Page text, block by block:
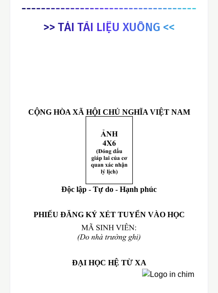
------------------------------------
>> TẢI TÀI LIỆU XUỐNG <<